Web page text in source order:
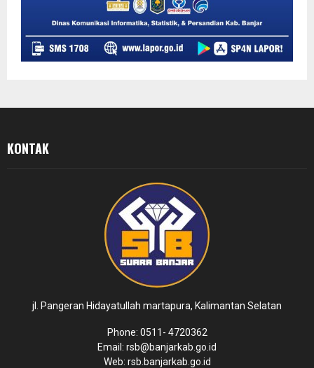
KONTAK
jl. Pangeran Hidayatullah martapura, Kalimantan Selatan
Phone: 0511- 4720362
Email: rsb@banjarkab.go.id
Web: rsb.banjarkab.go.id